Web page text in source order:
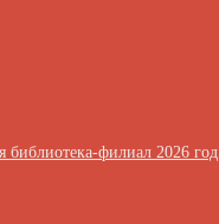
библиотека-филиал 2026 год